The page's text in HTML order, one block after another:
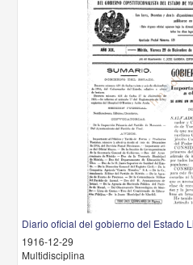
Diario oficial del gobierno del Estado
1916-12-29
Multidisciplina